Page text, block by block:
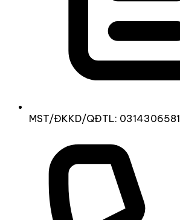
MST/ĐKKD/QĐTL: 0314306581